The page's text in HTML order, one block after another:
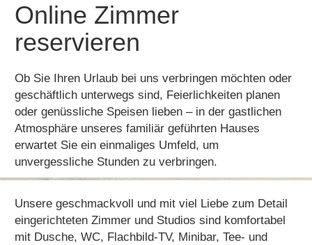
Online Zimmer
reservieren
Ob Sie Ihren Urlaub bei uns verbringen möchten oder
geschäftlich unterwegs sind, Feierlichkeiten planen
oder genüssliche Speisen lieben – in der gastlichen
Atmosphäre unseres familiär geführten Hauses
erwartet Sie ein einmaliges Umfeld, um
unvergessliche Stunden zu verbringen.
Unsere geschmackvoll und mit viel Liebe zum Detail
eingerichteten Zimmer und Studios sind komfortabel
mit Dusche, WC, Flachbild-TV, Minibar, Tee- und